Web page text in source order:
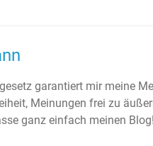
garantiert mir meine
Meinungen frei zu
ganz einfach meinen Blog!